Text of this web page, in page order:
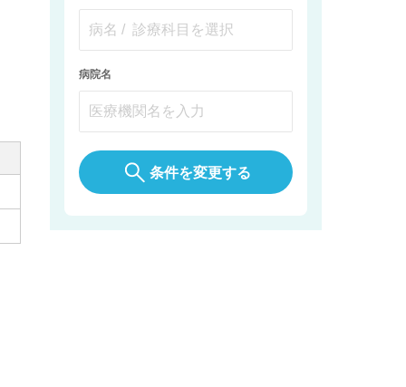
病院名
条件を変更する